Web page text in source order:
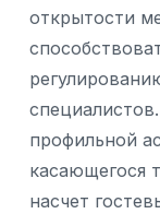
открытости
профильной
касающегося
насчет